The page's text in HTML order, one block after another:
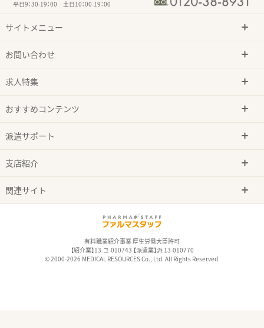
平日9：30-19：00 土日10：00-19：00
サイトメニュー
お問い合わせ
求人特集
おすすめコンテンツ
派遣サポート
支店紹介
関連サイト
有料職業紹介事業 厚生労働大臣許可
【紹介業】13-ユ-010743 【派遣業】派 13-010770
© 2000-2026 MEDICAL RESOURCES Co., Ltd. All Rights Reserved.